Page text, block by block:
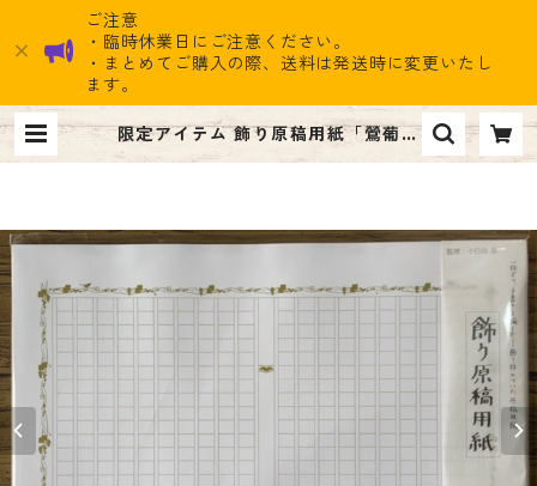
ご注意
・臨時休業日にご注意ください。
・まとめてご購入の際、送料は発送時に変更いたし
ます。
限定アイテム 飾り原稿用紙「鶯葡萄
クロスカラーデザイン（金鶯錯 カラ